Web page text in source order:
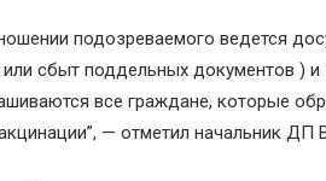
подозреваемого ведется
или сбыт поддельных документов )
все граждане, которые
— отметил начальник ДП